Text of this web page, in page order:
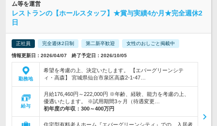
ム等を運営
レストランの【ホールスタッフ】★賞与実績4か月★完全週休2
日
正社員 完全週休2日制 第二新卒歓迎 女性のおしごと掲載中
情報更新日：2026/04/07 終了予定日：2026/10/05
勤務地
希望を考慮の上、決定いたします。 【エバーグリーンシテ
ィ・高森】 宮城県仙台市泉区高森2-1-47…
給与
月給176,460円～222,000円 ※年齢、経験、能力を考慮の上、
優遇いたします。 ※試用期間3ヶ月（待遇変更…
初年度の年収： 300～400万円
住宅型有料老人ホーム『エバーグリーンシティ』での、入居者